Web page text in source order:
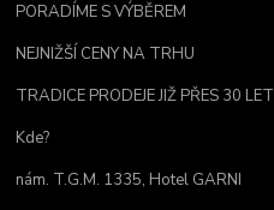
PORADÍME S VÝBĚREM
NEJNIŽŠÍ CENY NA TRHU
TRADICE PRODEJE JIŽ PŘES 30 LET
Kde?
nám. T.G.M. 1335, Hotel GARNI